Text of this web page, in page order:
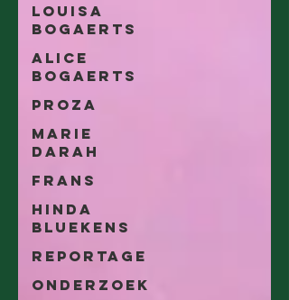
Louisa
Bogaerts
Alice
Bogaerts
Proza
Marie
Darah
Frans
Hinda
Bluekens
Reportage
Onderzoek